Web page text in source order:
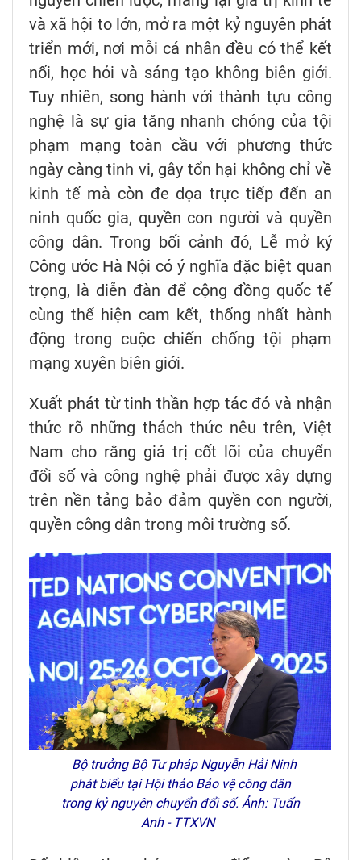
và xã hội to lớn, mở ra một kỷ nguyên phát
triển mới, nơi mỗi cá nhân đều có thể kết
nối, học hỏi và sáng tạo không biên giới.
Tuy nhiên, song hành với thành tựu công
nghệ là sự gia tăng nhanh chóng của tội
phạm mạng toàn cầu với phương thức
ngày càng tinh vi, gây tổn hại không chỉ về
kinh tế mà còn đe dọa trực tiếp đến an
ninh quốc gia, quyền con người và quyền
công dân. Trong bối cảnh đó, Lễ mở ký
Công ước Hà Nội có ý nghĩa đặc biệt quan
trọng, là diễn đàn để cộng đồng quốc tế
cùng thể hiện cam kết, thống nhất hành
động trong cuộc chiến chống tội phạm
mạng xuyên biên giới.
Xuất phát từ tinh thần hợp tác đó và nhận
thức rõ những thách thức nêu trên, Việt
Nam cho rằng giá trị cốt lõi của chuyển
đổi số và công nghệ phải được xây dựng
trên nền tảng bảo đảm quyền con người,
quyền công dân trong môi trường số.
Bộ trưởng Bộ Tư pháp Nguyễn Hải Ninh
phát biểu tại Hội thảo Bảo vệ công dân
trong kỷ nguyên chuyển đổi số. Ảnh: Tuấn
Anh - TTXVN